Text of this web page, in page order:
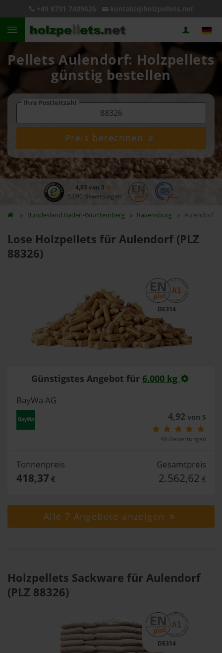
+49 8731 7409626 kontakt@holzpellets.net
Pellets Aulendorf: Holzpellets
günstig bestellen
Ihre Postleitzahl
Preis berechnen
4,93 von 5
5.090 Bewertungen
Bundesland Baden-Württemberg Ravensburg Aulendorf
Lose Holzpellets für Aulendorf (PLZ
88326)
DE314
Günstigstes Angebot für 6.000 kg
BayWa AG
4,92von 5
48 Bewertungen
Tonnenpreis
418,37 €
Gesamtpreis
2.562,62 €
Alle 7 Angebote anzeigen
Holzpellets Sackware für Aulendorf
(PLZ 88326)
DE314